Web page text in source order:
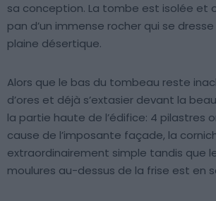
sa conception. La tombe est isolée et
pan d’un immense rocher qui se
plaine désertique.
Alors que le bas du tombeau reste
d’ores et déjà s’extasier devant la
la partie haute de l’édifice: 4 pilastres
cause de l’imposante façade, la
extraordinairement simple tandis que
moulures au-dessus de la frise est en